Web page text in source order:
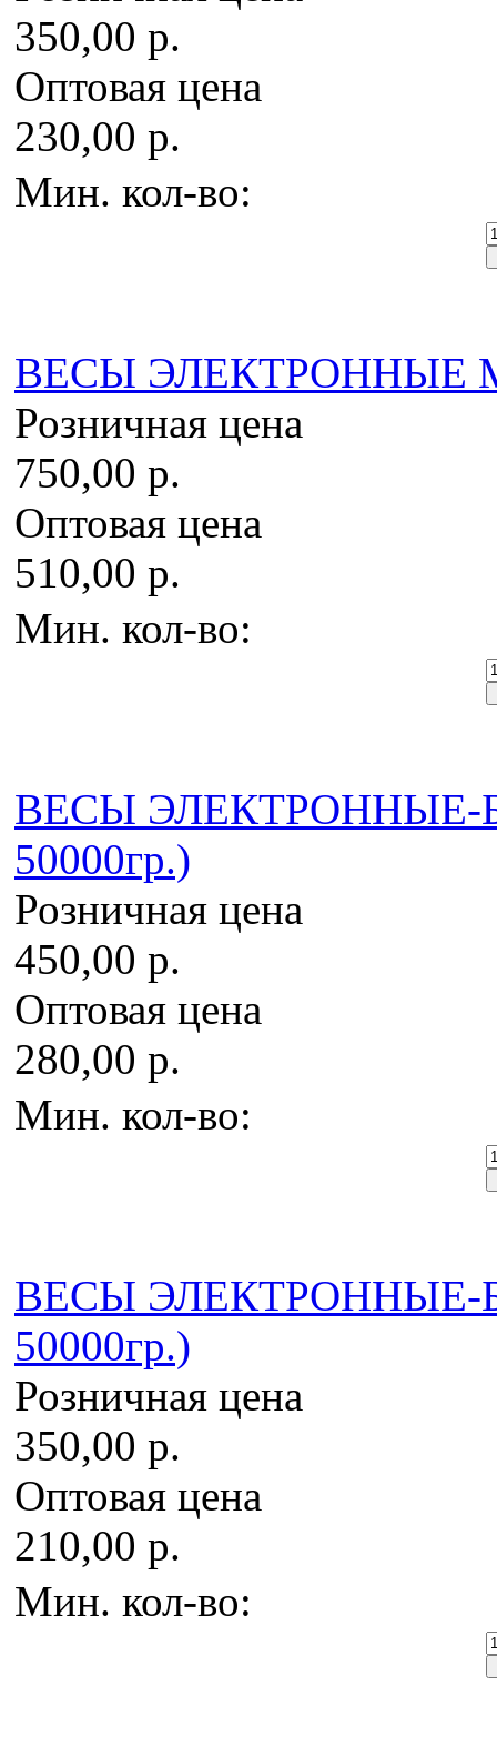
350,00 р.
Оптовая цена
230,00 р.
Мин. кол-во:
ВЕСЫ ЭЛЕКТРОННЫЕ
Розничная цена
750,00 р.
Оптовая цена
510,00 р.
Мин. кол-во:
ВЕСЫ ЭЛЕКТРОННЫЕ-
50000гр.)
Розничная цена
450,00 р.
Оптовая цена
280,00 р.
Мин. кол-во:
ВЕСЫ ЭЛЕКТРОННЫЕ-
50000гр.)
Розничная цена
350,00 р.
Оптовая цена
210,00 р.
Мин. кол-во: